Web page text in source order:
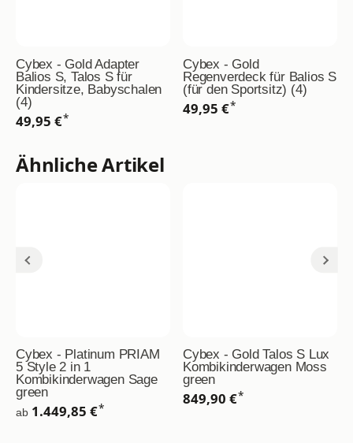
Cybex - Gold Adapter
Balios S, Talos S für
Kindersitze, Babyschalen
(4)
49,95 €*
Cybex - Gold
Regenverdeck für Balios S
(für den Sportsitz) (4)
49,95 €*
Ähnliche Artikel
Cybex - Platinum PRIAM
5 Style 2 in 1
Kombikinderwagen Sage
green
ab 1.449,85 €*
Cybex - Gold Talos S Lux
Kombikinderwagen Moss
green
849,90 €*